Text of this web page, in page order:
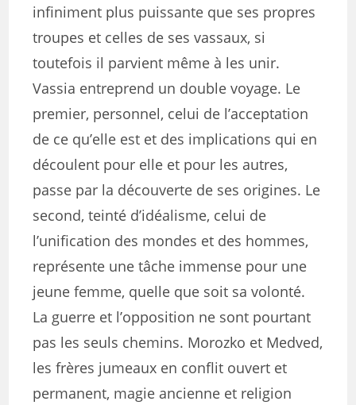
infiniment plus puissante que ses propres
troupes et celles de ses vassaux, si
toutefois il parvient même à les unir.
Vassia entreprend un double voyage. Le
premier, personnel, celui de l’acceptation
de ce qu’elle est et des implications qui en
découlent pour elle et pour les autres,
passe par la découverte de ses origines. Le
second, teinté d’idéalisme, celui de
l’unification des mondes et des hommes,
représente une tâche immense pour une
jeune femme, quelle que soit sa volonté.
La guerre et l’opposition ne sont pourtant
pas les seuls chemins. Morozko et Medved,
les frères jumeaux en conflit ouvert et
permanent, magie ancienne et religion